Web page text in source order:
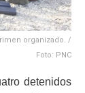
organizado. /
Foto: PNC
detenidos